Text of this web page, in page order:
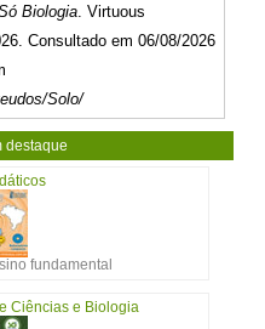
Biologia . Virtuous
Consultado em 06/08/2026
Solo/
destaque
fundamental
Ciências e Biologia